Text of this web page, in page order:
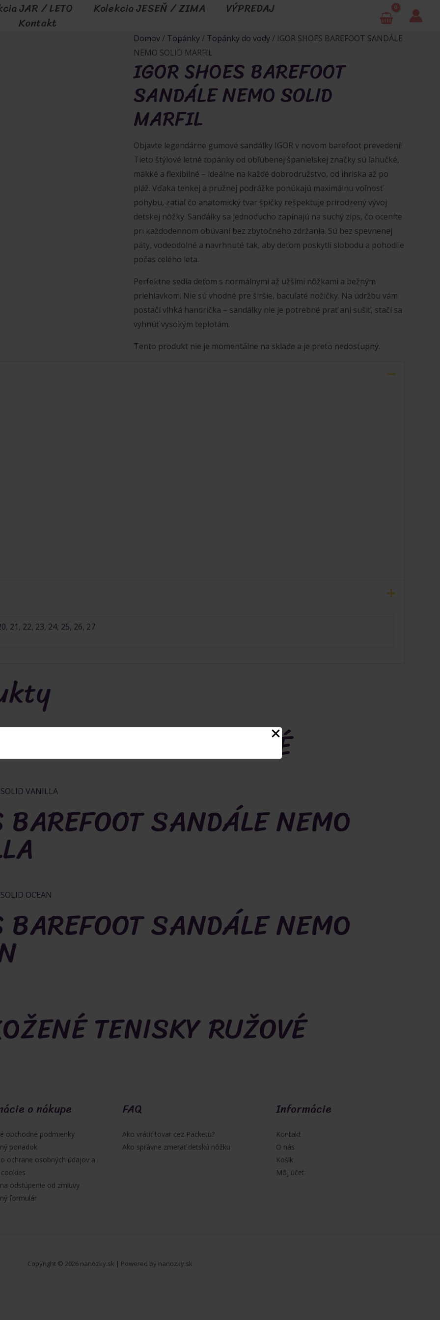
JAR / LETO Kolekcia JESEŇ / ZIMA VÝPREDAJ
Kontakt
Domov/ Topánky/ Topánky do vody/ IGOR SHOES BAREFOOT SANDÁLE
NEMO SOLID MARFIL
IGOR SHOES BAREFOOT
SANDÁLE NEMO SOLID
MARFIL
Objavte legendárne gumové sandálky IGOR v novom barefoot prevedení!
Tieto štýlové letné topánky od obľúbenej španielskej značky sú ľahučké,
mäkké a flexibilné – ideálne na každé dobrodružstvo, od ihriska až po
pláž. Vďaka tenkej a pružnej podrážke ponúkajú maximálnu voľnosť
pohybu, zatiaľ čo anatomický tvar špičky rešpektuje prirodzený vývoj
detskej nôžky. Sandálky sa jednoducho zapínajú na suchý zips, čo oceníte
pri každodennom obúvaní bez zbytočného zdržania. Sú bez spevnenej
päty, vodeodolné a navrhnuté tak, aby deťom poskytli slobodu a pohodlie
počas celého leta.
Perfektne sedia deťom s normálnymi až užšími nôžkami a bežným
priehlavkom. Nie sú vhodné pre širšie, bacuľaté nožičky. Na údržbu vám
postačí vlhká handrička – sandálky nie je potrebné prať ani sušiť, stačí sa
vyhnúť vysokým teplotám.
Tento produkt nie je momentálne na sklade a je preto nedostupný.
, 21, 22, 23, 24, 25, 26, 27
DO VODY RUŽOVÉ
SANDÁLE NEMO
SANDÁLE NEMO
TENISKY RUŽOVÉ
o nákupe
obchodné podmienky
poriadok
ochrane osobných údajov a
odstúpenie od zmluvy
formulár
FAQ
Ako vrátiť tovar cez Packetu?
Ako správne zmerať detskú nôžku
Informácie
Kontakt
O nás
Košík
Môj účet
Copyright © 2026 nanozky.sk | Powered by nanozky.sk